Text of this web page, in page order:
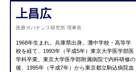
上昌広
医療ガバナンス研究所 理事長
1968年生まれ。兵庫県出身。灘中学校・高等学
校を経て、1993年（平成5年）東京大学医学部医
学科卒業。東京大学医学部附属病院で内科研修の
後、1995年（平成7年）から東京都立駒込病院血